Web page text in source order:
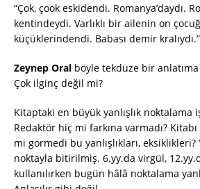
“Çok, çook eskidendi. Romanya’daydı.
kentindeydi. Varlıklı bir ailenin on
küçüklerindendi. Babası demir
Zeynep Oral böyle tekdüze bir
Çok ilginç değil mi?
Kitaptaki en büyük yanlışlık noktalama
Redaktör hiç mi farkına varmadı?
mi görmedi bu yanlışlıkları,
noktayla bitirilmiş. 6.yy.da virgül,
kullanılırken bugün hâlâ noktalama